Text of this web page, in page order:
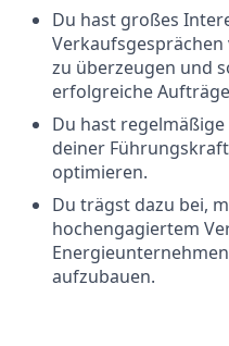
Du hast großes
zu überzeugen und
erfolgreiche
Du hast
deiner
optimieren.
Du trägst dazu bei,
hochengagiertem
aufzubauen.